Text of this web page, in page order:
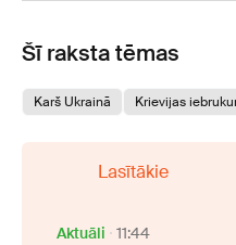
Šī raksta tēmas
Karš Ukrainā Krievijas
Lasītākie
Aktuāli 11:44